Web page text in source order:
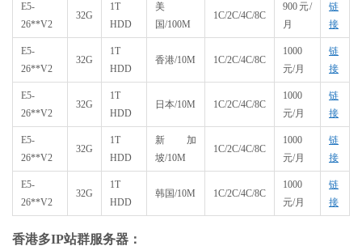
E5-
26**V2
32G
1T
HDD
美
国/100M
1C/2C/4C/8C
900元/
月
链
接
E5-
26**V2
32G
1T
HDD
香港/10M 1C/2C/4C/8C
1000
元/月
链
接
E5-
26**V2
32G
1T
HDD
日本/10M 1C/2C/4C/8C
1000
元/月
链
接
E5-
26**V2
32G
1T
HDD
新加
坡/10M
1C/2C/4C/8C
1000
元/月
链
接
E5-
26**V2
32G
1T
HDD
韩国/10M 1C/2C/4C/8C
1000
元/月
链
接
香港多IP站群服务器：